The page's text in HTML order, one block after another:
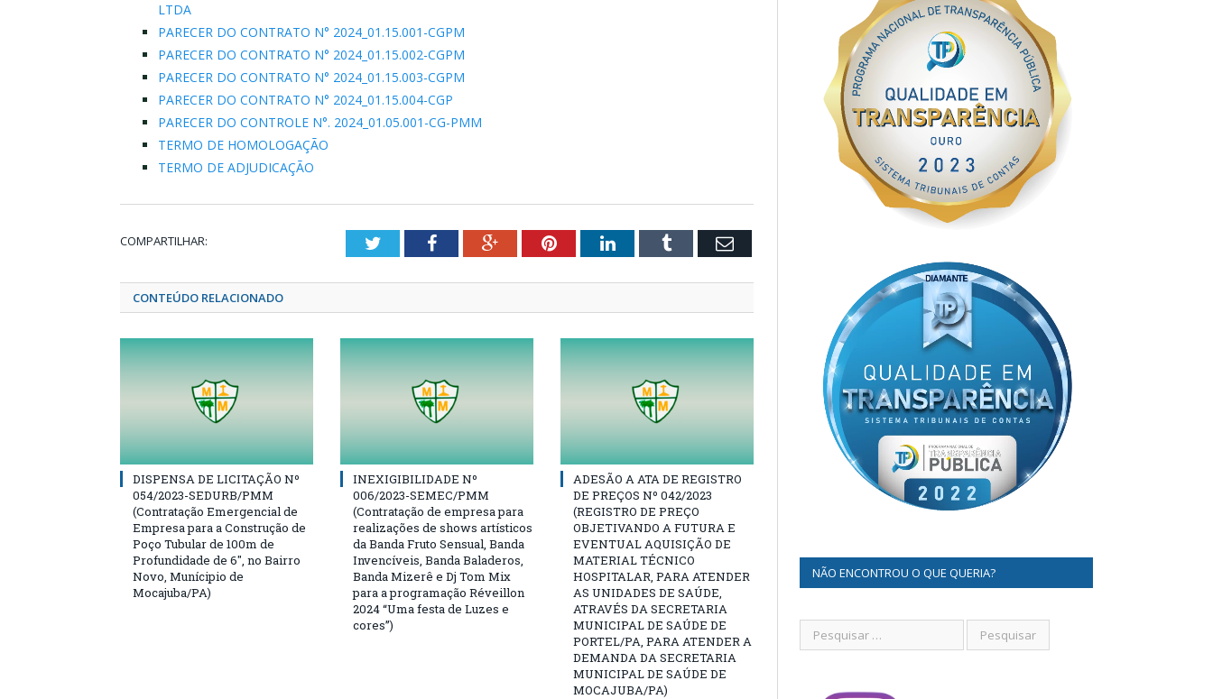
LTDA
PARECER DO CONTRATO N° 2024_01.15.001-CGPM
PARECER DO CONTRATO N° 2024_01.15.002-CGPM
PARECER DO CONTRATO N° 2024_01.15.003-CGPM
PARECER DO CONTRATO N° 2024_01.15.004-CGP
PARECER DO CONTROLE N°. 2024_01.05.001-CG-PMM
TERMO DE HOMOLOGAÇÃO
TERMO DE ADJUDICAÇÃO
COMPARTILHAR: TwitterFacebookGoogle+PinterestLinkedInTumblr Email
CONTEÚDO RELACIONADO
DISPENSA DE LICITAÇÃO Nº
054/2023-SEDURB/PMM
(Contratação Emergencial de
Empresa para a Construção de
Poço Tubular de 100m de
Profundidade de 6″, no Bairro
Novo, Munícipio de
Mocajuba/PA)
INEXIGIBILIDADE Nº
006/2023-SEMEC/PMM
(Contratação de empresa para
realizações de shows artísticos
da Banda Fruto Sensual, Banda
Invencíveis, Banda Baladeros,
Banda Mizerê e Dj Tom Mix
para a programação Réveillon
2024 “Uma festa de Luzes e
cores”)
ADESÃO A ATA DE REGISTRO
DE PREÇOS Nº 042/2023
(REGISTRO DE PREÇO
OBJETIVANDO A FUTURA E
EVENTUAL AQUISIÇÃO DE
MATERIAL TÉCNICO
HOSPITALAR, PARA ATENDER
AS UNIDADES DE SAÚDE,
ATRAVÉS DA SECRETARIA
MUNICIPAL DE SAÚDE DE
PORTEL/PA, PARA ATENDER A
DEMANDA DA SECRETARIA
MUNICIPAL DE SAÚDE DE
MOCAJUBA/PA)
NÃO ENCONTROU O QUE QUERIA?